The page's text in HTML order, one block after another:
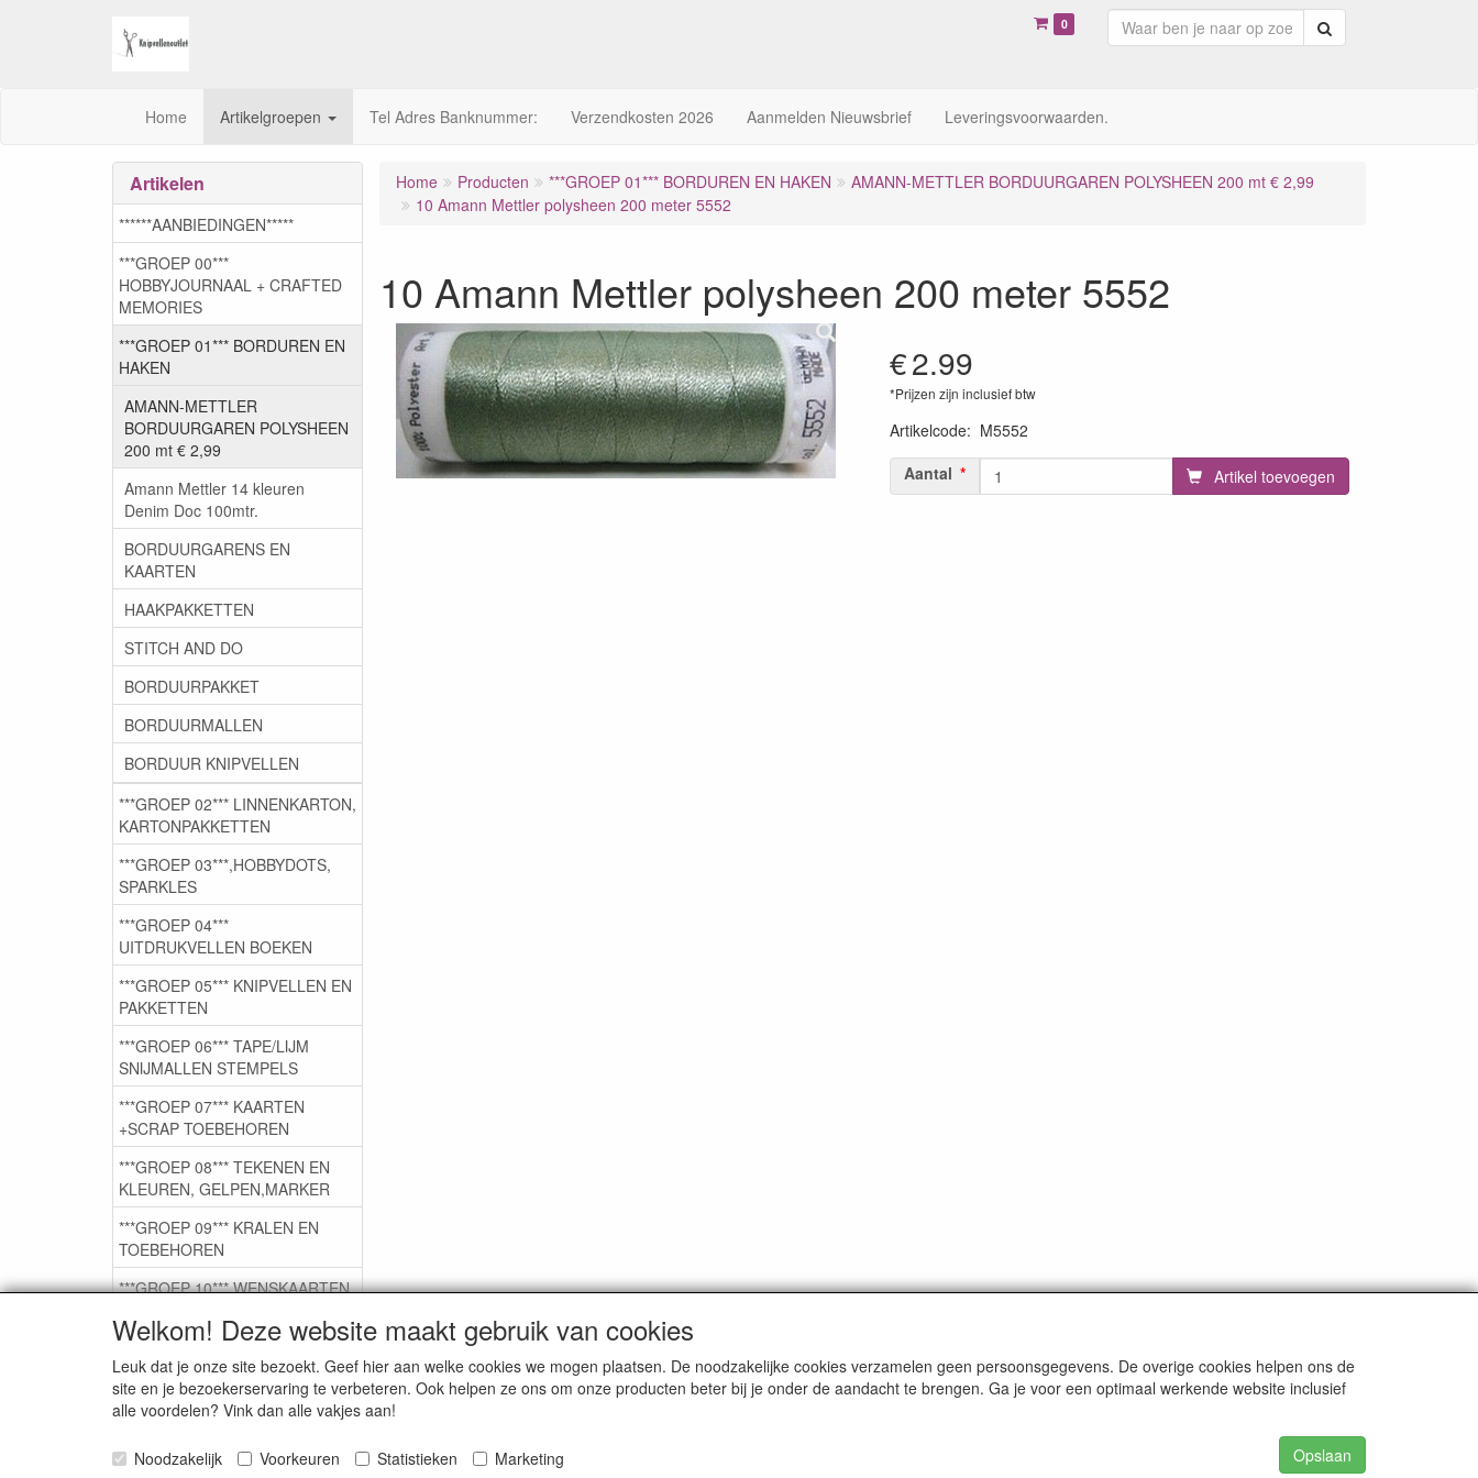
Welkom! Deze website maakt gebruik van cookies
Leuk dat je onze site bezoekt. Geef hier aan welke cookies we mogen plaatsen. De noodzakelijke cookies verzamelen geen persoonsgegevens. De overige cookies helpen ons de
site en je bezoekerservaring te verbeteren. Ook helpen ze ons om onze producten beter bij je onder de aandacht te brengen. Ga je voor een optimaal werkende website inclusief
alle voordelen? Vink dan alle vakjes aan!
Noodzakelijk Voorkeuren Statistieken Marketing Opslaan
0
Home Artikelgroepen Tel Adres Banknummer: Verzendkosten 2026 Aanmelden Nieuwsbrief Leveringsvoorwaarden.
Home Producten ***GROEP 01*** BORDUREN EN HAKEN
AMANN-METTLER BORDUURGAREN POLYSHEEN 200 mt € 2,99
10 Amann Mettler polysheen 200 meter 5552
10 Amann Mettler polysheen 200 meter 5552
€2.99
*Prijzen zijn inclusief btw
Artikelcode: M5552
Aantal
Artikel toevoegen
Artikelen
******AANBIEDINGEN*****
***GROEP 00***
HOBBYJOURNAAL + CRAFTED
MEMORIES
***GROEP 01*** BORDUREN EN
HAKEN
AMANN-METTLER
BORDUURGAREN POLYSHEEN
200 mt € 2,99
Amann Mettler 14 kleuren
Denim Doc 100mtr.
BORDUURGARENS EN
KAARTEN
HAAKPAKKETTEN
STITCH AND DO
BORDUURPAKKET
BORDUURMALLEN
BORDUUR KNIPVELLEN
***GROEP 02*** LINNENKARTON,
KARTONPAKKETTEN
***GROEP 03***,HOBBYDOTS,
SPARKLES
***GROEP 04***
UITDRUKVELLEN BOEKEN
***GROEP 05*** KNIPVELLEN EN
PAKKETTEN
***GROEP 06*** TAPE/LIJM
SNIJMALLEN STEMPELS
***GROEP 07*** KAARTEN
+SCRAP TOEBEHOREN
***GROEP 08*** TEKENEN EN
KLEUREN, GELPEN,MARKER
***GROEP 09*** KRALEN EN
TOEBEHOREN
***GROEP 10*** WENSKAARTEN
Service
Artikelgroepen